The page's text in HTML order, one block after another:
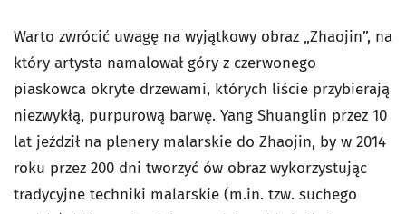
Warto zwrócić uwagę na wyjątkowy obraz „Zhaojin”, na
który artysta namalował góry z czerwonego
piaskowca okryte drzewami, których liście przybierają
niezwykłą, purpurową barwę. Yang Shuanglin przez 10
lat jeździł na plenery malarskie do Zhaojin, by w 2014
roku przez 200 dni tworzyć ów obraz wykorzystując
tradycyjne techniki malarskie (m.in. tzw. suchego